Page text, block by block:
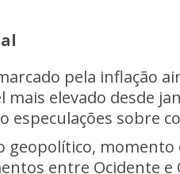
pela inflação
mais elevado desde
especulações sobre
geopolítico,
entre Ocidente e